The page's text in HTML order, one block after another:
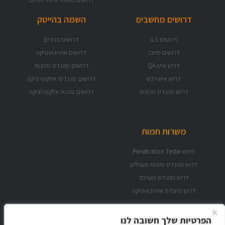
הפרטיות שלך חשובה לנו
דרושים מחשבים
דרושים ILS
דרושים סייבר
דרוש איש QA
דרוש איש רכש
דרוש מהנדס מכונות
השמה בהייטק
דרושים בכירים
דרושים אוירונאוטיקה
דרושים מהנדס מכונות
דרושים מהנדסי אלקטרוניקה
דרושים טכנאי אלקטרוניקה
משרות חמות
דרוש Penetration Tester
דרוש מהנדס פיתוח מעגלים
דרוש מהנדס מערכת
דרוש מהנדס אוירונאוטיקה